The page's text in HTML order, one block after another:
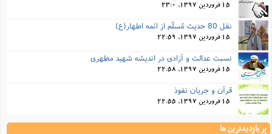
15 فروردین 1397, 23:0
نقل 80 حدیث مُسلّم از ائمه اطهار(ع)
15 فروردین 1397, 22:59
نسبت عدالت و آزادی در انديشه شهيد مطهری
15 فروردین 1397, 22:58
قرآن و جریان نفوذ
15 فروردین 1397, 22:55
پر بازدیدترین ها